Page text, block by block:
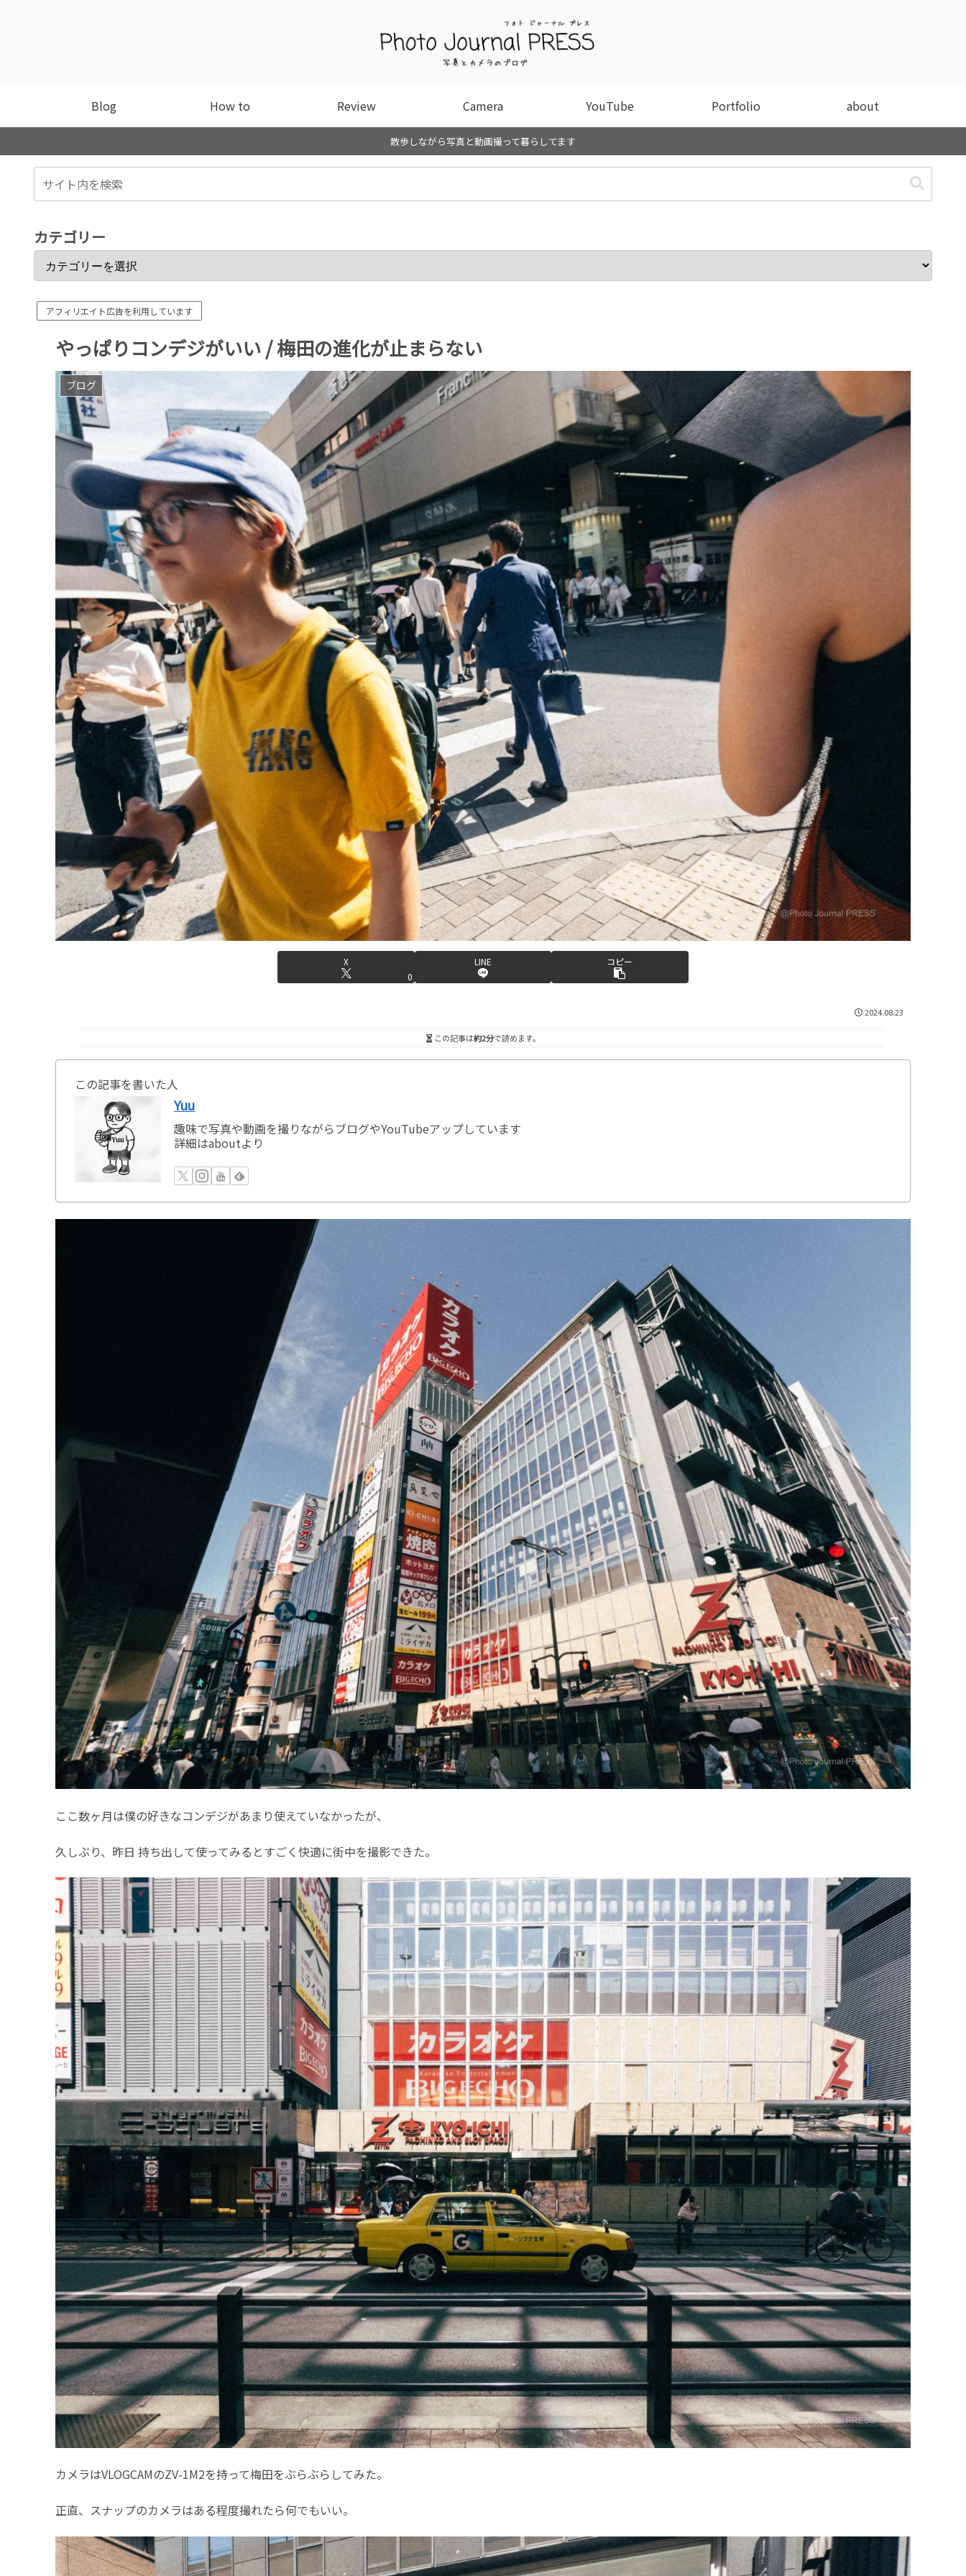
Blog How to Review Camera YouTube Portfolio about
散歩しながら写真と動画撮って暮らしてます
カテゴリー
アフィリエイト広告を利用しています
やっぱりコンデジがいい / 梅田の進化が止まらない
ブログ
X
0
LINE コピー
2024.08.23
この記事は約2分で読めます。
この記事を書いた人
Yuu
趣味で写真や動画を撮りながらブログやYouTubeアップしています
詳細はaboutより
ここ数ヶ月は僕の好きなコンデジがあまり使えていなかったが、
久しぶり、昨日 持ち出して使ってみるとすごく快適に街中を撮影できた。
カメラはVLOGCAMのZV-1M2を持って梅田をぶらぶらしてみた。
正直、スナップのカメラはある程度撮れたら何でもいい。